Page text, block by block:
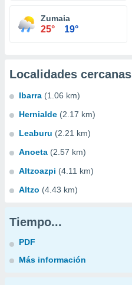
Zumaia
25° 19°
Localidades cercanas
Ibarra (1.06 km)
Hernialde (2.17 km)
Leaburu (2.21 km)
Anoeta (2.57 km)
Altzoazpi (4.11 km)
Altzo (4.43 km)
Tiempo...
PDF
Más información